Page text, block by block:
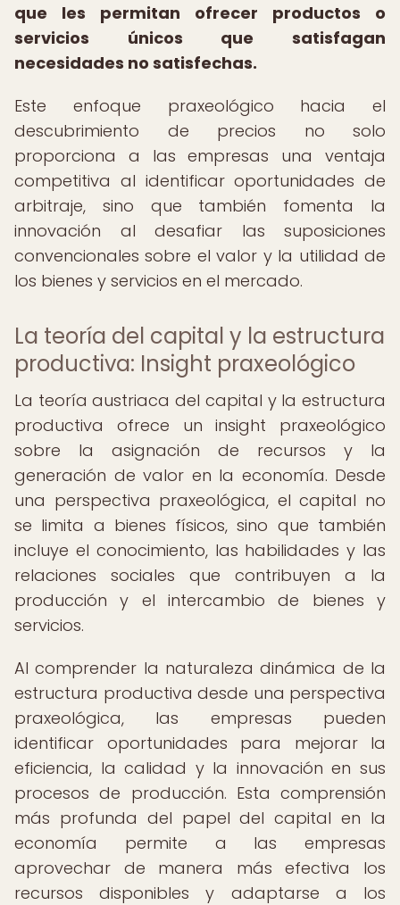
que les permitan ofrecer productos o
servicios únicos que satisfagan
necesidades no satisfechas.
Este enfoque praxeológico hacia el
descubrimiento de precios no solo
proporciona a las empresas una ventaja
competitiva al identificar oportunidades de
arbitraje, sino que también fomenta la
innovación al desafiar las suposiciones
convencionales sobre el valor y la utilidad de
los bienes y servicios en el mercado.
La teoría del capital y la estructura
productiva: Insight praxeológico
La teoría austriaca del capital y la estructura
productiva ofrece un insight praxeológico
sobre la asignación de recursos y la
generación de valor en la economía. Desde
una perspectiva praxeológica, el capital no
se limita a bienes físicos, sino que también
incluye el conocimiento, las habilidades y las
relaciones sociales que contribuyen a la
producción y el intercambio de bienes y
servicios.
Al comprender la naturaleza dinámica de la
estructura productiva desde una perspectiva
praxeológica, las empresas pueden
identificar oportunidades para mejorar la
eficiencia, la calidad y la innovación en sus
procesos de producción. Esta comprensión
más profunda del papel del capital en la
economía permite a las empresas
aprovechar de manera más efectiva los
recursos disponibles y adaptarse a los